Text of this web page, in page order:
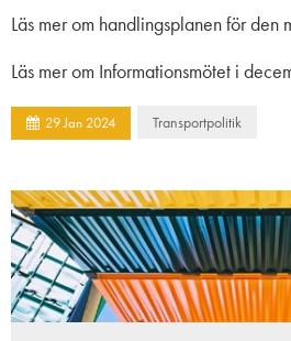
Läs mer om handlingsplanen för den
Läs mer om Informationsmötet i
29Jan 2024 Transportpolitik